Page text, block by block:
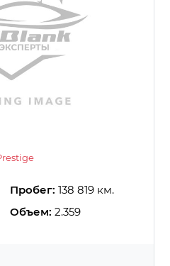
Пробег: 138 819 км.
Объем: 2.359